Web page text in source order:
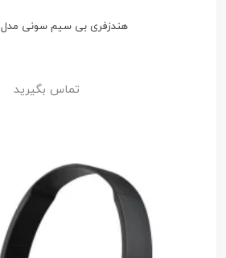
هندزفری بی سیم سونی مدل MH750
تماس بگیرید